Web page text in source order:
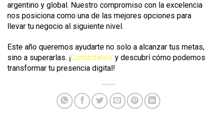
argentino y global. Nuestro compromiso con la excelencia
nos posiciona como una de las mejores opciones para
llevar tu negocio al siguiente nivel.
Este año queremos ayudarte no solo a alcanzar tus metas,
sino a superarlas. ¡Contáctanos y descubrí cómo podemos
transformar tu presencia digital!